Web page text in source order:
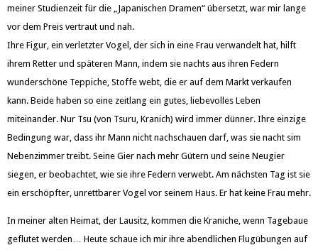
meiner Studienzeit für die „Japanischen Dramen“ übersetzt, war mir lange
vor dem Preis vertraut und nah.
Ihre Figur, ein verletzter Vogel, der sich in eine Frau verwandelt hat, hilft
ihrem Retter und späteren Mann, indem sie nachts aus ihren Federn
wunderschöne Teppiche, Stoffe webt, die er auf dem Markt verkaufen
kann. Beide haben so eine zeitlang ein gutes, liebevolles Leben
miteinander. Nur Tsu (von Tsuru, Kranich) wird immer dünner. Ihre einzige
Bedingung war, dass ihr Mann nicht nachschauen darf, was sie nacht sim
Nebenzimmer treibt. Seine Gier nach mehr Gütern und seine Neugier
siegen, er beobachtet, wie sie ihre Federn verwebt. Am nächsten Tag ist sie
ein erschöpfter, unrettbarer Vogel vor seinem Haus. Er hat keine Frau mehr.
In meiner alten Heimat, der Lausitz, kommen die Kraniche, wenn Tagebaue
geflutet werden… Heute schaue ich mir ihre abendlichen Flugübungen auf